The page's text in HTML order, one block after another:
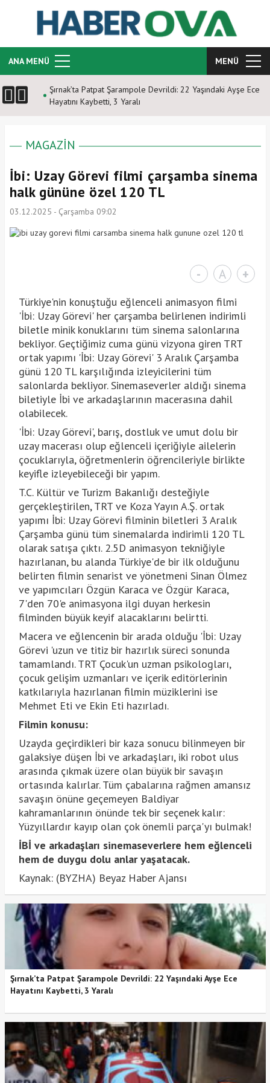
ANA MENÜ MENÜ
Şırnak’ta Patpat Şarampole Devrildi: 22 Yaşındaki Ayşe Ece
Hayatını Kaybetti, 3 Yaralı
MAGAZİN
İbi: Uzay Görevi filmi çarşamba sinema
halk gününe özel 120 TL
03.12.2025 - Çarşamba 09:02
- A +
Türkiye'nin konuştuğu eğlenceli animasyon filmi
'İbi: Uzay Görevi' her çarşamba belirlenen indirimli
biletle minik konuklarını tüm sinema salonlarına
bekliyor. Geçtiğimiz cuma günü vizyona giren TRT
ortak yapımı 'İbi: Uzay Görevi' 3 Aralık Çarşamba
günü 120 TL karşılığında izleyicilerini tüm
salonlarda bekliyor. Sinemaseverler aldığı sinema
biletiyle İbi ve arkadaşlarının macerasına dahil
olabilecek.
'İbi: Uzay Görevi', barış, dostluk ve umut dolu bir
uzay macerası olup eğlenceli içeriğiyle ailelerin
çocuklarıyla, öğretmenlerin öğrencileriyle birlikte
keyifle izleyebileceği bir yapım.
T.C. Kültür ve Turizm Bakanlığı desteğiyle
gerçekleştirilen, TRT ve Koza Yayın A.Ş. ortak
yapımı İbi: Uzay Görevi filminin biletleri 3 Aralık
Çarşamba günü tüm sinemalarda indirimli 120 TL
olarak satışa çıktı. 2.5D animasyon tekniğiyle
hazırlanan, bu alanda Türkiye'de bir ilk olduğunu
belirten filmin senarist ve yönetmeni Sinan Ölmez
ve yapımcıları Özgün Karaca ve Özgür Karaca,
7'den 70'e animasyona ilgi duyan herkesin
filminden büyük keyif alacaklarını belirtti.
Macera ve eğlencenin bir arada olduğu 'İbi: Uzay
Görevi 'uzun ve titiz bir hazırlık süreci sonunda
tamamlandı. TRT Çocuk'un uzman psikologları,
çocuk gelişim uzmanları ve içerik editörlerinin
katkılarıyla hazırlanan filmin müziklerini ise
Mehmet Eti ve Ekin Eti hazırladı.
Filmin konusu:
Uzayda geçirdikleri bir kaza sonucu bilinmeyen bir
galaksiye düşen İbi ve arkadaşları, iki robot ulus
arasında çıkmak üzere olan büyük bir savaşın
ortasında kalırlar. Tüm çabalarına rağmen amansız
savaşın önüne geçemeyen Baldiyar
kahramanlarının önünde tek bir seçenek kalır:
Yüzyıllardır kayıp olan çok önemli parça'yı bulmak!
İBİ ve arkadaşları sinemaseverlere hem eğlenceli
hem de duygu dolu anlar yaşatacak.
Kaynak: (BYZHA) Beyaz Haber Ajansı
Şırnak’ta Patpat Şarampole Devrildi: 22 Yaşındaki Ayşe Ece
Hayatını Kaybetti, 3 Yaralı